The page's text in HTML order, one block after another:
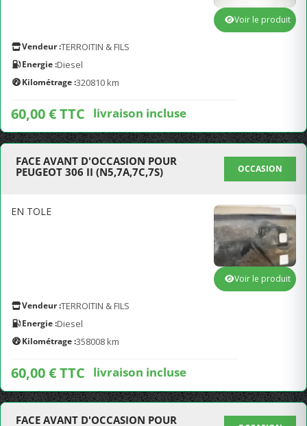
Vendeur :TERROITIN & FILS
Energie :Diesel
Kilométrage :320810 km
60,00 € TTC livraison incluse
Voir le produit
FACE AVANT D'OCCASION POUR
PEUGEOT 306 II (N5,7A,7C,7S)
OCCASION
EN TOLE
Vendeur :TERROITIN & FILS
Energie :Diesel
Kilométrage :358008 km
60,00 € TTC livraison incluse
Voir le produit
FACE AVANT D'OCCASION POUR